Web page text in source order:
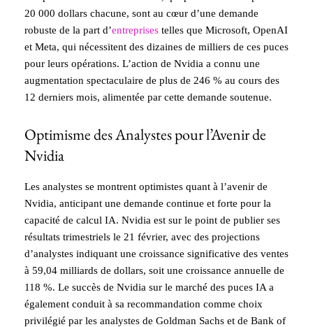
20 000 dollars chacune, sont au cœur d’une demande
robuste de la part d’entreprises telles que Microsoft, OpenAI
et Meta, qui nécessitent des dizaines de milliers de ces puces
pour leurs opérations. L’action de Nvidia a connu une
augmentation spectaculaire de plus de 246 % au cours des
12 derniers mois, alimentée par cette demande soutenue.
Optimisme des Analystes pour l’Avenir de
Nvidia
Les analystes se montrent optimistes quant à l’avenir de
Nvidia, anticipant une demande continue et forte pour la
capacité de calcul IA. Nvidia est sur le point de publier ses
résultats trimestriels le 21 février, avec des projections
d’analystes indiquant une croissance significative des ventes
à 59,04 milliards de dollars, soit une croissance annuelle de
118 %. Le succès de Nvidia sur le marché des puces IA a
également conduit à sa recommandation comme choix
privilégié par les analystes de Goldman Sachs et de Bank of